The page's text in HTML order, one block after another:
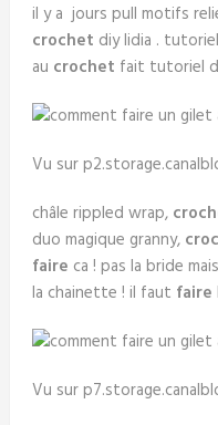
il y a jours pull motifs
crochet diy lidia .
au crochet fait tutoriel
Vu sur
châle rippled wrap,
duo magique granny,
faire ca ! pas la bride mais
la chainette ! il faut faire
Vu sur